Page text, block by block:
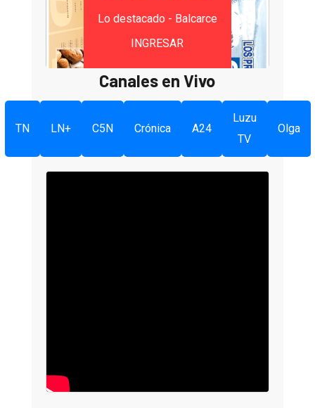
Lo destacado - Balcarce
INGRESAR
Canales en Vivo
TN LN+ C5N Crónica A24
Luzu
TV
Olga